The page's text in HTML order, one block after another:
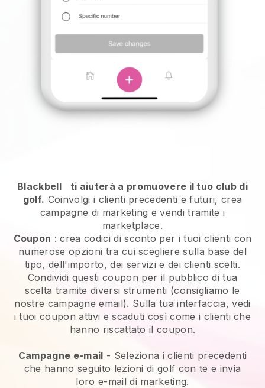
Blackbell
ti aiuterà a promuovere il tuo club di
golf. Coinvolgi i clienti precedenti e futuri, crea
campagne di marketing e vendi tramite i
marketplace.
Coupon : crea codici di sconto per i tuoi clienti con
numerose opzioni tra cui scegliere sulla base del
tipo, dell'importo, dei servizi e dei clienti scelti.
Condividi questi coupon per il pubblico di tua
scelta tramite diversi strumenti (consigliamo le
nostre campagne email). Sulla tua interfaccia, vedi
i tuoi coupon attivi e scaduti così come i clienti che
hanno riscattato il coupon.
Campagne e-mail - Seleziona i clienti precedenti
che hanno seguito lezioni di golf con te e invia
loro e-mail di marketing.